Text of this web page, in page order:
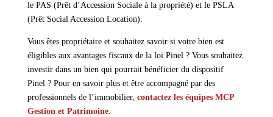
le PAS (Prêt d’Accession Sociale à la propriété) et le PSLA
(Prêt Social Accession Location).
Vous êtes propriétaire et souhaitez savoir si votre bien est
éligibles aux avantages fiscaux de la loi Pinel ? Vous souhaitez
investir dans un bien qui pourrait bénéficier du dispositif
Pinel ? Pour en savoir plus et être accompagné par des
professionnels de l’immobilier, contactez les équipes MCP
Gestion et Patrimoine.